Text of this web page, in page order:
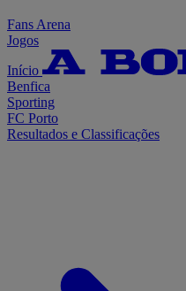
Fans Arena
Jogos
Início
Benfica
Sporting
FC Porto
Resultados e Classificações